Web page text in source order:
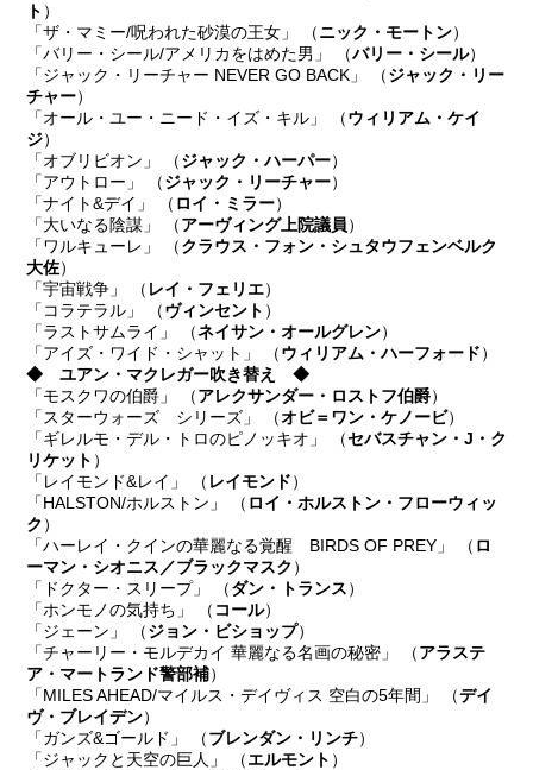
ト ）
「ザ・マミー/呪われた砂漠の王女」 （ニック・モートン）
「バリー・シール/アメリカをはめた男」 （バリー・シール）
「ジャック・リーチャー NEVER GO BACK」 （ジャック・リー
チャー）
「オール・ユー・ニード・イズ・キル」 （ウィリアム・ケイ
ジ）
「オブリビオン」 （ジャック・ハーパー）
「アウトロー」 （ジャック・リーチャー）
「ナイト&デイ」 （ ロイ・ミラー）
「大いなる陰謀」 （アーヴィング上院議員）
「ワルキューレ」 （クラウス・フォン・シュタウフェンベルク
大佐）
「宇宙戦争」 （ レイ・フェリエ）
「コラテラル」 （ヴィンセント ）
「ラストサムライ」 （ネイサン・オールグレン）
「アイズ・ワイド・シャット」 （ウィリアム・ハーフォード）
◆ ユアン・マクレガー吹き替え ◆
「モスクワの伯爵」 （アレクサンダー・ロストフ伯爵）
「スターウォーズ シリーズ」 （オビ＝ワン・ケノービ）
「ギレルモ・デル・トロのピノッキオ」 （セバスチャン・J・ク
リケット ）
「レイモンド&レイ」 （ レイモンド）
「HALSTON/ホルストン」 （ ロイ・ホルストン・フローウィッ
ク ）
「ハーレイ・クインの華麗なる覚醒 BIRDS OF PREY」 （ ロ
ーマン・シオニス／ブラックマスク ）
「ドクター・スリープ」 （ダン・トランス）
「ホンモノの気持ち」 （ コール）
「ジェーン」 （ジョン・ビショップ）
「チャーリー・モルデカイ 華麗なる名画の秘密」 （アラステ
ア・マートランド警部補）
「MILES AHEAD/マイルス・デイヴィス 空白の5年間」 （デイ
ヴ・ブレイデン）
「ガンズ&ゴールド」 （ブレンダン・リンチ）
「ジャックと天空の巨人」 （エルモント ）